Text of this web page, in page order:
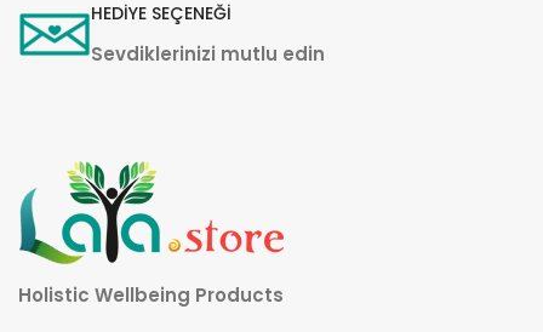
HEDİYE SEÇENEĞİ
Sevdiklerinizi mutlu edin
Holistic Wellbeing Products